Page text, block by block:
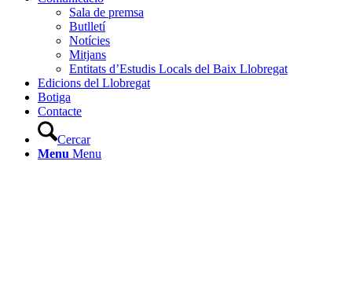
Sala de premsa
Butlletí
Notícies
Mitjans
Entitats d’Estudis Locals del Baix Llobregat
Edicions del Llobregat
Botiga
Contacte
Cercar
Menu Menu